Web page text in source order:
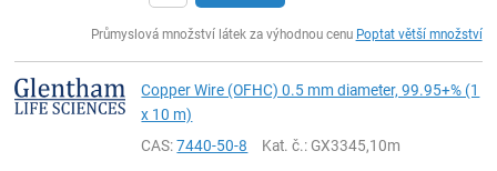
Průmyslová množství látek za výhodnou cenu Poptat větší množství
Copper Wire (OFHC) 0.5 mm diameter, 99.95+% (1
x 10 m)
CAS:7440-50-8 Kat. č.: GX3345,10m